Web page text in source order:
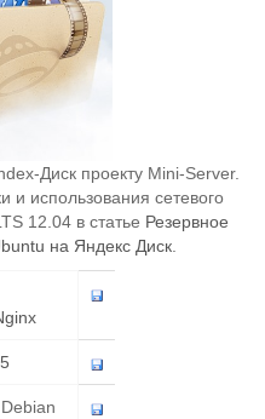
Диск проекту Mini-Server.
и использования сетевого
12.04 в статье Резервное
на Яндекс Диск.